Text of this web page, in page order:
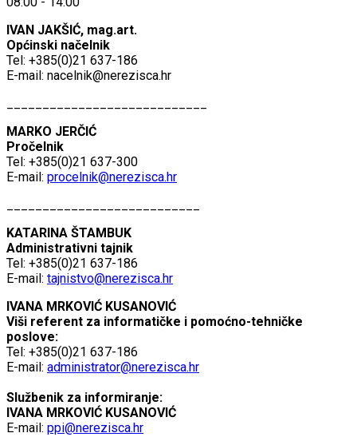
IVAN JAKŠIĆ, mag.art.
Općinski načelnik
Tel: +385(0)21 637-186
E-mail: nacelnik@nerezisca.hr
MARKO JERČIĆ
Pročelnik
Tel: +385(0)21 637-300
E-mail: procelnik@nerezisca.hr
KATARINA ŠTAMBUK
Administrativni tajnik
Tel: +385(0)21 637-186
E-mail: tajnistvo@nerezisca.hr
IVANA MRKOVIĆ KUSANOVIĆ
Viši referent za informatičke i pomoćno-tehničke
poslove:
Tel: +385(0)21 637-186
E-mail: administrator@nerezisca.hr
Službenik za informiranje:
IVANA MRKOVIĆ KUSANOVIĆ
E-mail: ppi@nerezisca.hr